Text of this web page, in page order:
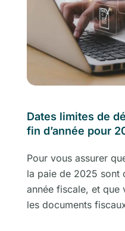
Dates limites de
fin d’année pour
Pour vous assurer
la paie de 2025 sont
année fiscale, et que
les documents